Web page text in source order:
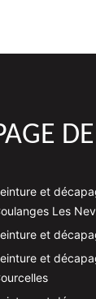
et
Les
et
et